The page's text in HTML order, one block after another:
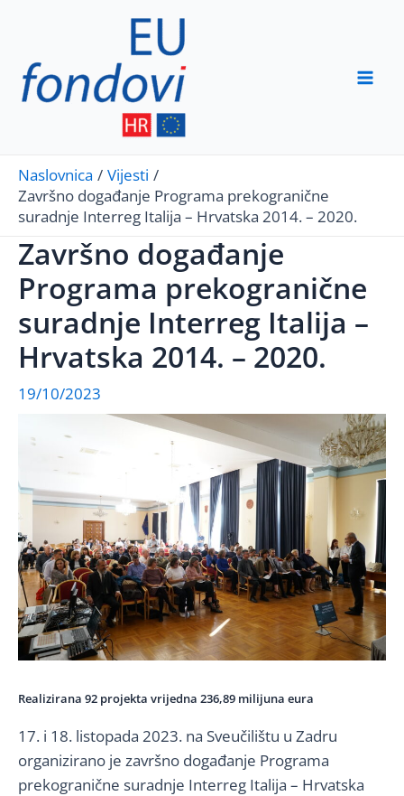
content
Naslovnica
Vijesti
Završno događanje Programa prekogranične
suradnje Interreg Italija – Hrvatska 2014. – 2020.
Završno događanje
Programa prekogranične
suradnje Interreg Italija –
Hrvatska 2014. – 2020.
19/10/2023
Realizirana 92 projekta vrijedna 236,89 milijuna eura
17. i 18. listopada 2023. na Sveučilištu u Zadru
organizirano je završno događanje Programa
prekogranične suradnje Interreg Italija – Hrvatska